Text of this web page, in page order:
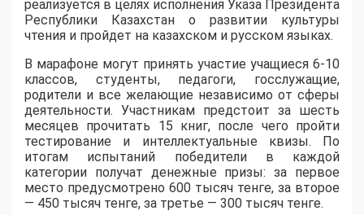
реализуется в целях исполнения Указа Президента
Республики Казахстан о развитии культуры
чтения и пройдет на казахском и русском языках.
В марафоне могут принять участие учащиеся 6-10
классов, студенты, педагоги, госслужащие,
родители и все желающие независимо от сферы
деятельности. Участникам предстоит за шесть
месяцев прочитать 15 книг, после чего пройти
тестирование и интеллектуальные квизы. По
итогам испытаний победители в каждой
категории получат денежные призы: за первое
место предусмотрено 600 тысяч тенге, за второе
— 450 тысяч тенге, за третье — 300 тысяч тенге.